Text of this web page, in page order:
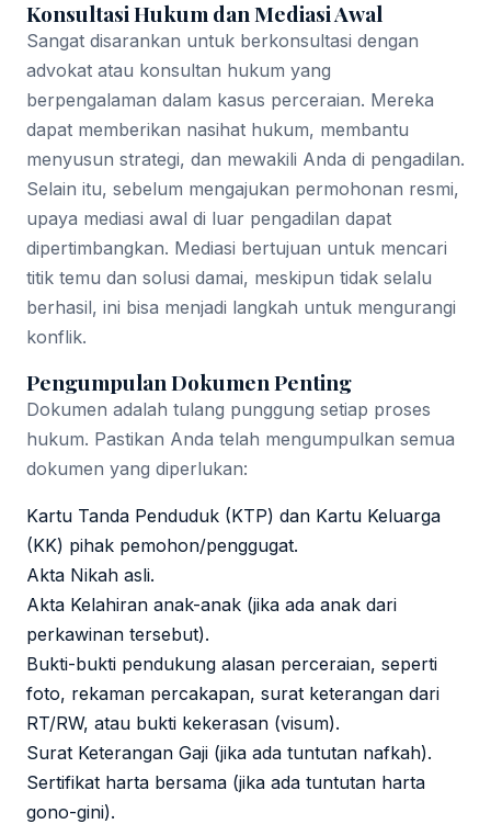
Konsultasi Hukum dan Mediasi Awal
Sangat disarankan untuk berkonsultasi dengan
advokat atau konsultan hukum yang
berpengalaman dalam kasus perceraian. Mereka
dapat memberikan nasihat hukum, membantu
menyusun strategi, dan mewakili Anda di pengadilan.
Selain itu, sebelum mengajukan permohonan resmi,
upaya mediasi awal di luar pengadilan dapat
dipertimbangkan. Mediasi bertujuan untuk mencari
titik temu dan solusi damai, meskipun tidak selalu
berhasil, ini bisa menjadi langkah untuk mengurangi
konflik.
Pengumpulan Dokumen Penting
Dokumen adalah tulang punggung setiap proses
hukum. Pastikan Anda telah mengumpulkan semua
dokumen yang diperlukan:
Kartu Tanda Penduduk (KTP) dan Kartu Keluarga
(KK) pihak pemohon/penggugat.
Akta Nikah asli.
Akta Kelahiran anak-anak (jika ada anak dari
perkawinan tersebut).
Bukti-bukti pendukung alasan perceraian, seperti
foto, rekaman percakapan, surat keterangan dari
RT/RW, atau bukti kekerasan (visum).
Surat Keterangan Gaji (jika ada tuntutan nafkah).
Sertifikat harta bersama (jika ada tuntutan harta
gono-gini).